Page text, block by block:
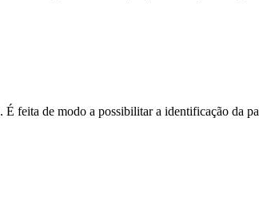
feita de modo a possibilitar a identificação da